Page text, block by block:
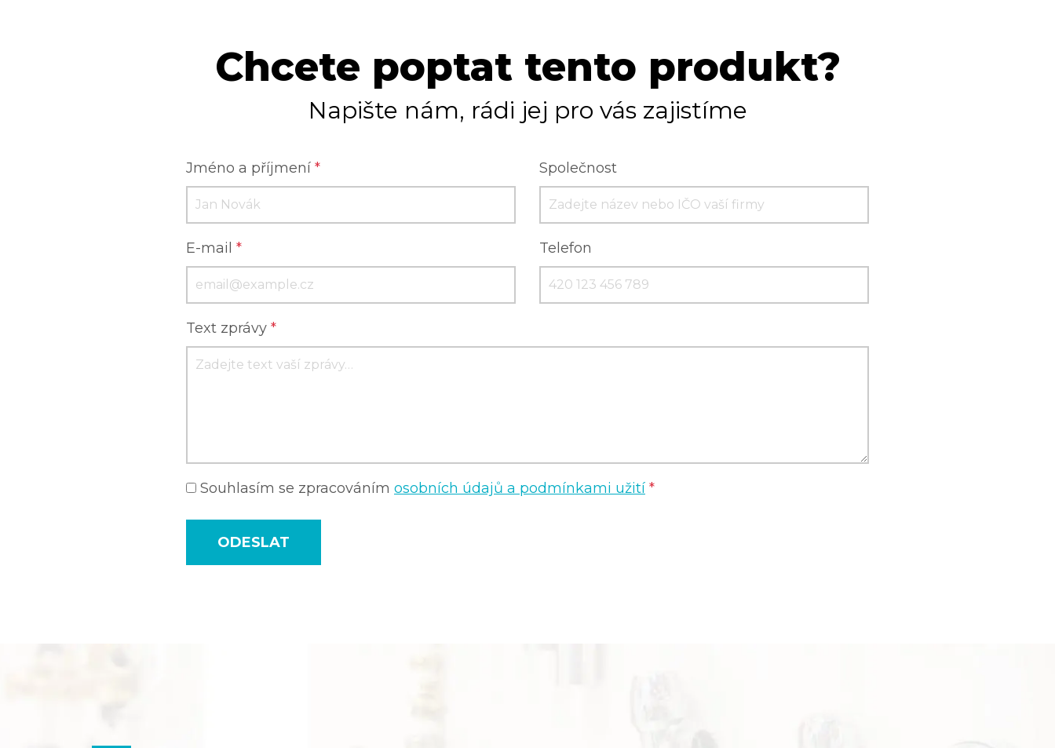
Chcete poptat tento produkt?
Napište nám, rádi jej pro vás zajistíme
Jméno a příjmení * Společnost
E-mail * Telefon
Text zprávy *
Souhlasím se zpracováním osobních údajů a podmínkami užití *
ODESLAT